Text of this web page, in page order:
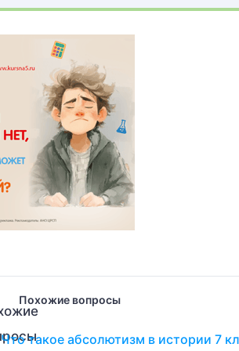
Похожие вопросы
Что такое абсолютизм в истории 7